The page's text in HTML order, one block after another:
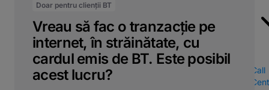
Call
Doar pentru clienții BT
Vreau să fac o tranzacție pe
internet, în străinătate, cu
cardul emis de BT. Este posibil
acest lucru?